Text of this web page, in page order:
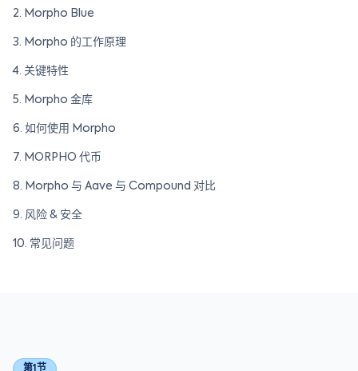
2. Morpho Blue
3. Morpho 的工作原理
4. 关键特性
5. Morpho 金库
6. 如何使用 Morpho
7. MORPHO 代币
8. Morpho 与 Aave 与 Compound 对比
9. 风险 & 安全
10. 常见问题
第1节